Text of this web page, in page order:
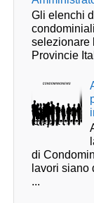
Gli elenchi
selezionare
Provincie
di
lavori siano
...